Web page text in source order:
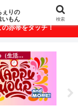
満載！
赤帯をタッチ！
ちぇり info（生活情報）
ぇりの
いもん
検索